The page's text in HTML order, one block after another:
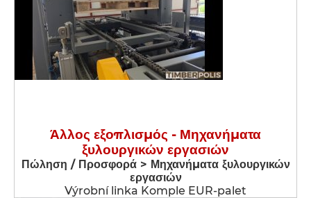
Άλλος εξοπλισμός - Μηχανήματα
ξυλουργικών εργασιών
Πώληση / Προσφορά > Μηχανήματα ξυλουργικών
εργασιών
Výrobní linka Komple EUR-palet